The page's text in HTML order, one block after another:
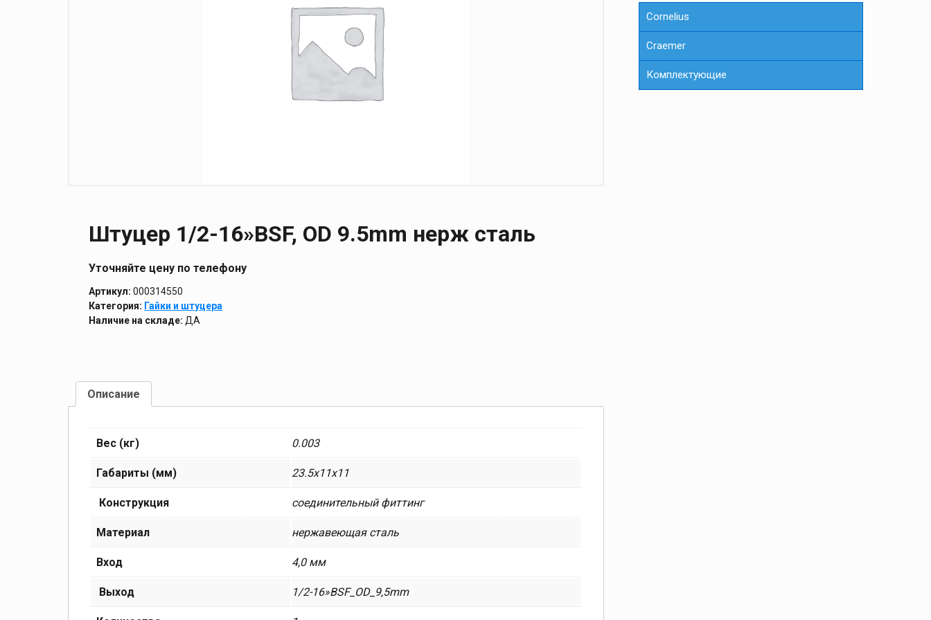
Штуцер 1/2-16»BSF, OD 9.5mm нерж сталь
Уточняйте цену по телефону
Артикул: 000314550
Категория: Гайки и штуцера
Наличие на складе: ДА
Описание
Вес (кг) 0.003
Габариты (мм) 23.5x11x11
Конструкция соединительный фиттинг
Материал нержавеющая сталь
Вход 4,0 мм
Выход 1/2-16»BSF_OD_9,5mm
Cornelius
Сraemer
Комплектующие